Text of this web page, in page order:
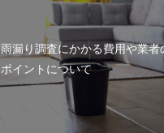
雨漏り調査にかかる費用や業者
ポイントについて